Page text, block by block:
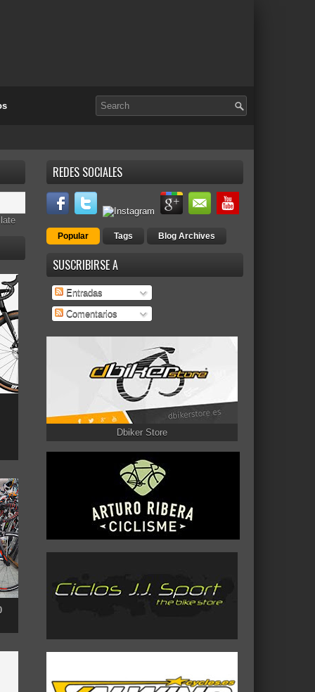
REDES SOCIALES
Popular Tags Blog Archives
SUSCRIBIRSE A
Entradas
Comentarios
Dbiker Store